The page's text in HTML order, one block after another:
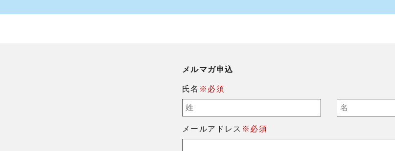
メルマガ申込
氏名 ※必須
メールアドレス ※必須